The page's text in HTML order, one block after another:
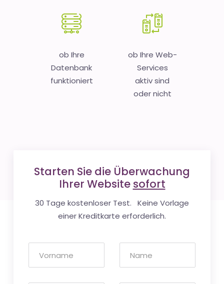
ob Ihre
Datenbank
funktioniert
ob Ihre Web-
Services
aktiv sind
oder nicht
Starten Sie die Überwachung
Ihrer Website sofort
30 Tage kostenloser Test. Keine Vorlage
einer Kreditkarte erforderlich.